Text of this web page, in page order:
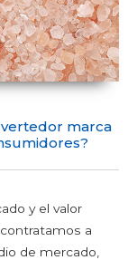
marca
y el valor
a
de mercado,